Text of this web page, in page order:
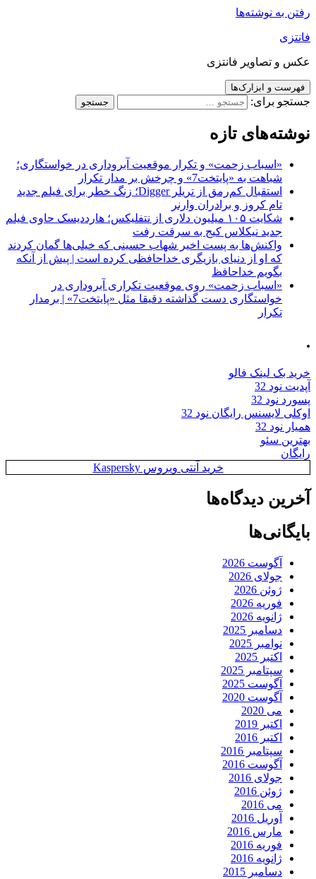
رفتن به نوشته‌ها
فانتزی
عکس و تصاویر فانتزی
فهرست و ابزارک‌ها
جستجو برای:
نوشته‌های تازه
«اسباب زحمت» و تکرار موقعیت آبروداری در خواستگاری؛
شباهت به «پایتخت7» و چرخش بر مدار تکرار
استقبال کم‌رمق از تریلر Digger؛ زنگ خطر برای فیلم جدید
تام کروز و برادران وارنر
شکایت ۱۰۵ میلیون دلاری از نتفلیکس؛ هارددیسک حاوی فیلم
جدید نیکلاس کیج به سرقت رفت
واکنش‌ها به پست اخیر شهاب حسینی که خیلی‌ها گمان کردند
که او از دنیای بازیگری خداحافظی کرده است | پیش از آنکه
بگویم خداحافظ
«اسباب زحمت» روی موقعیت تکراری آبروداری در
خواستگاری دست گذاشته دقیقا مثل «پایتخت7» | برمدار
تکرار
.
خرید بک لینک فالو
آپدیت نود 32
پسورد نود 32
اوکلی لایسنس رایگان نود 32
همیار نود 32
بهترین سئو
رایگان
خرید آنتی ویروس Kaspersky
آخرین دیدگاه‌ها
بایگانی‌ها
آگوست 2026
جولای 2026
ژوئن 2026
فوریه 2026
ژانویه 2026
دسامبر 2025
نوامبر 2025
اکتبر 2025
سپتامبر 2025
آگوست 2025
آگوست 2020
می 2020
اکتبر 2019
اکتبر 2016
سپتامبر 2016
آگوست 2016
جولای 2016
ژوئن 2016
می 2016
آوریل 2016
مارس 2016
فوریه 2016
ژانویه 2016
دسامبر 2015